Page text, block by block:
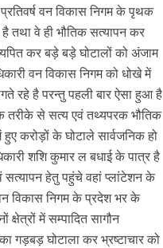
वन विकास निगम के पृथक
है तथा वे ही भौतिक सत्यापन कर
कर बड़े बड़े घोटालों को अंजाम
वन विकास निगम को धोखे में
रहे है परन्तु पहली बार ऐसा हुआ है
तरीके से सत्य एवं तथ्यपरक भौतिक
हुए करोड़ों के घोटाले सार्वजनिक हो
शशि कुमार ल बधाई के पात्र है
सत्यापन हेतु पहुंचे वहां प्लांटेशन के
विकास निगम के प्रदेश भर के
में सम्पादित सागौन
गड़बड़ घोटाला कर भ्रष्टाचार को